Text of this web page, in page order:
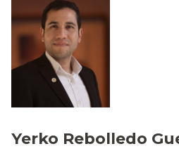
Yerko Rebolledo